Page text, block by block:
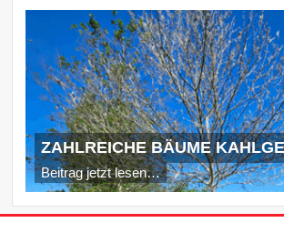
ZAHLREICHE BÄUME
Beitrag jetzt lesen…